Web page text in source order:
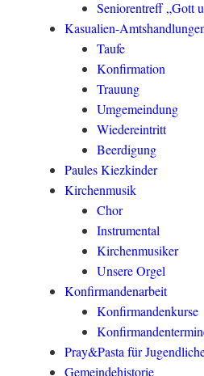
Seniorentreff „Gott
Kasualien-
Taufe
Konfirmation
Trauung
Umgemeindung
Wiedereintritt
Beerdigung
Paules Kiezkinder
Kirchenmusik
Chor
Instrumental
Kirchenmusiker
Unsere Orgel
Konfirmandenarbeit
Konfirmandenkurse
Pray&Pasta für
Gemeindehistorie